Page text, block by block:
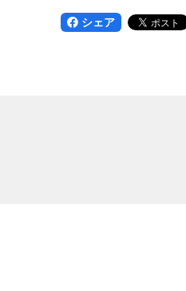
シェア